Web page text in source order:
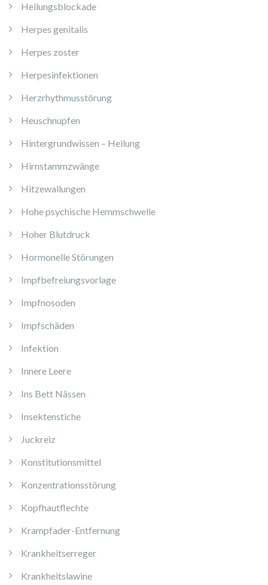
Heilungsblockade
Herpes genitalis
Herpes zoster
Herpesinfektionen
Herzrhythmusstörung
Heuschnupfen
Hintergrundwissen – Heilung
Hirnstammzwänge
Hitzewallungen
Hohe psychische Hemmschwelle
Hoher Blutdruck
Hormonelle Störungen
Impfbefreiungsvorlage
Impfnosoden
Impfschäden
Infektion
Innere Leere
Ins Bett Nässen
Insektenstiche
Juckreiz
Konstitutionsmittel
Konzentrationsstörung
Kopfhautflechte
Krampfader-Entfernung
Krankheitserreger
Krankheitslawine